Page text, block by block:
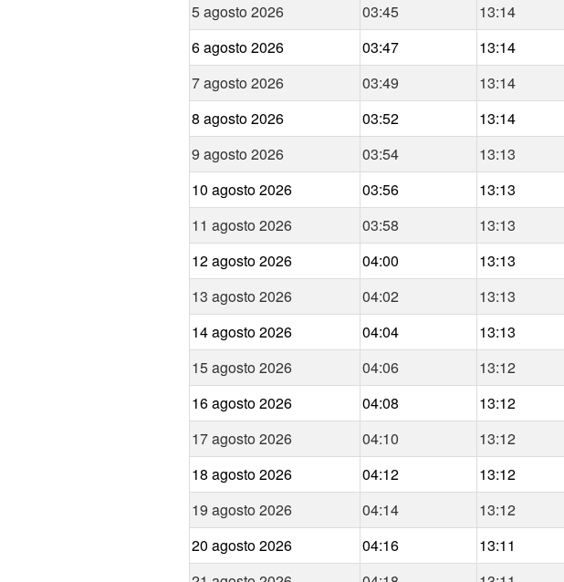
5 agosto 2026
03:45 13:14
6 agosto 2026
03:47 13:14
7 agosto 2026
03:49 13:14
8 agosto 2026
03:52 13:14
9 agosto 2026
03:54 13:13
10 agosto 2026
03:56 13:13
11 agosto 2026
03:58 13:13
12 agosto 2026
04:00 13:13
13 agosto 2026
04:02 13:13
14 agosto 2026
04:04 13:13
15 agosto 2026
04:06 13:12
16 agosto 2026
04:08 13:12
17 agosto 2026
04:10 13:12
18 agosto 2026
04:12 13:12
19 agosto 2026
04:14 13:12
20 agosto 2026
04:16 13:11